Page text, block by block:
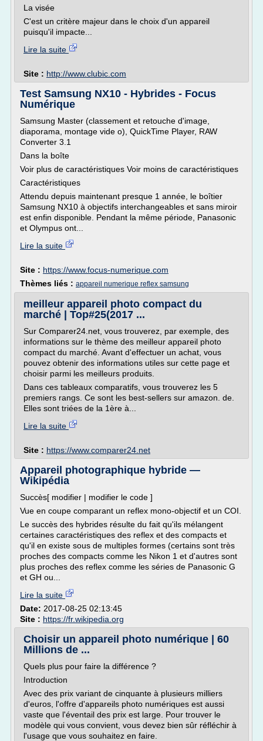
La visée
C'est un critère majeur dans le choix d'un appareil
puisqu'il impacte...
Lire la suite
Site : http://www.clubic.com
Test Samsung NX10 - Hybrides - Focus
Numérique
Samsung Master (classement et retouche d'image,
diaporama, montage vide o), QuickTime Player, RAW
Converter 3.1
Dans la boîte
Voir plus de caractéristiques Voir moins de caractéristiques
Caractéristiques
Attendu depuis maintenant presque 1 année, le boîtier
Samsung NX10 à objectifs interchangeables et sans miroir
est enfin disponible. Pendant la même période, Panasonic
et Olympus ont...
Lire la suite
Site : https://www.focus-numerique.com
Thèmes liés : appareil numerique reflex samsung
meilleur appareil photo compact du
marché | Top#25(2017 ...
Sur Comparer24.net, vous trouverez, par exemple, des
informations sur le thème des meilleur appareil photo
compact du marché. Avant d'effectuer un achat, vous
pouvez obtenir des informations utiles sur cette page et
choisir parmi les meilleurs produits.
Dans ces tableaux comparatifs, vous trouverez les 5
premiers rangs. Ce sont les best-sellers sur amazon. de.
Elles sont triées de la 1ère à...
Lire la suite
Site : https://www.comparer24.net
Appareil photographique hybride —
Wikipédia
Succès[ modifier | modifier le code ]
Vue en coupe comparant un reflex mono-objectif et un COI.
Le succès des hybrides résulte du fait qu'ils mélangent
certaines caractéristiques des reflex et des compacts et
qu'il en existe sous de multiples formes (certains sont très
proches des compacts comme les Nikon 1 et d'autres sont
plus proches des reflex comme les séries de Panasonic G
et GH ou...
Lire la suite
Date: 2017-08-25 02:13:45
Site : https://fr.wikipedia.org
Choisir un appareil photo numérique | 60
Millions de ...
Quels plus pour faire la différence ?
Introduction
Avec des prix variant de cinquante à plusieurs milliers
d'euros, l'offre d'appareils photo numériques est aussi
vaste que l'éventail des prix est large. Pour trouver le
modèle qui vous convient, vous devez bien sûr réfléchir à
l'usage que vous souhaitez en faire.